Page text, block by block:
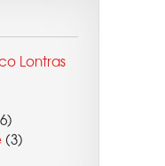
(3)